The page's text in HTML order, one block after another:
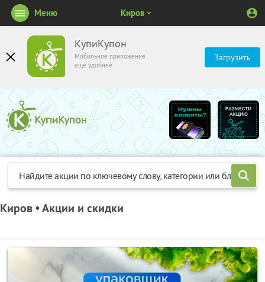
КупиКупон
Мобильное приложение
ещё удобнее
Загрузить
Меню Киров
Киров • Акции и скидки